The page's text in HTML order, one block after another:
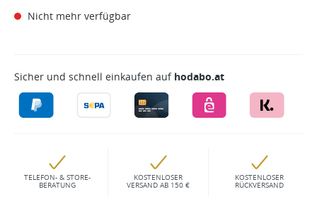
Nicht mehr verfügbar
Sicher und schnell einkaufen auf hodabo.at
TELEFON- & STORE-
BERATUNG
KOSTENLOSER
VERSAND AB 150 €
KOSTENLOSER
RÜCKVERSAND